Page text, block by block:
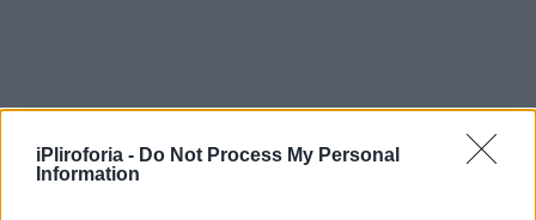
iPliroforia - Do Not Process My Personal
Information